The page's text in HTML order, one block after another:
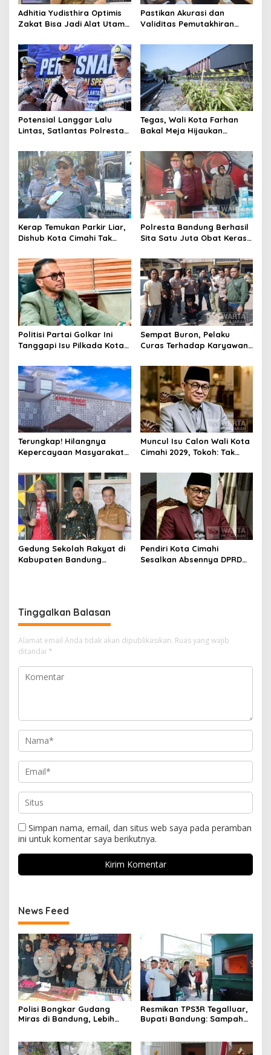
Adhitia Yudisthira Optimis
Zakat Bisa Jadi Alat Utama
Kota Cimahi
Pastikan Akurasi dan
Validitas Pemutakhiran
Cimahi Lakukan
Potensial Langgar Lalu
Lintas, Satlantas Polresta
Motor Berknalpot Brong
Tegas, Wali Kota Farhan
Bakal Meja Hijaukan
Riau
Kerap Temukan Parkir Liar,
Dishub Kota Cimahi Tak
Pembinaan
Polresta Bandung Berhasil
Sita Satu Juta Obat Keras
Kasus Narkoba
Politisi Partai Golkar Ini
Tanggapi Isu Pilkada Kota
Sempat Buron, Pelaku
Curas Terhadap Karyawan
Ditangkap Polisi
Terungkap! Hilangnya
Kepercayaan Masyarakat
Rebranding RSUD Cibabat
Muncul Isu Calon Wali Kota
Cimahi 2029, Tokoh: Tak
Legitimasi Parpol
Gedung Sekolah Rakyat di
Kabupaten Bandung
Pendiri Kota Cimahi
Sesalkan Absennya DPRD
Tinggalkan Balasan
Alamat email Anda tidak akan dipublikasikan. Ruas yang wajib
ditandai *
Simpan nama, email, dan situs web saya pada peramban
ini untuk komentar saya berikutnya.
News Feed
Polisi Bongkar Gudang
Miras di Bandung, Lebih
Resmikan TPS3R Tegalluar,
Bupati Bandung: Sampah